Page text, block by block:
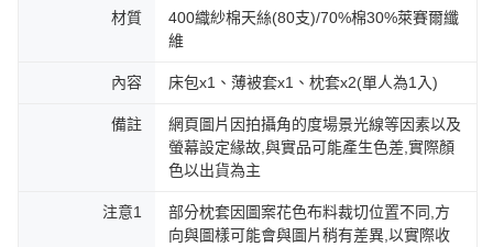
材質
400織紗棉天絲(80支)/70%棉30%萊賽爾纖
維
內容 床包x1、薄被套x1、枕套x2(單人為1入)
備註
網頁圖片因拍攝角的度場景光線等因素以及
螢幕設定緣故,與實品可能產生色差,實際顏
色以出貨為主
注意1
部分枕套因圖案花色布料裁切位置不同,方
向與圖樣可能會與圖片稍有差異,以實際收